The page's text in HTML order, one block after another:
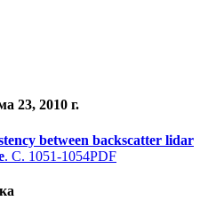
23, 2010 г.
between backscatter lidar
. С. 1051-1054PDF